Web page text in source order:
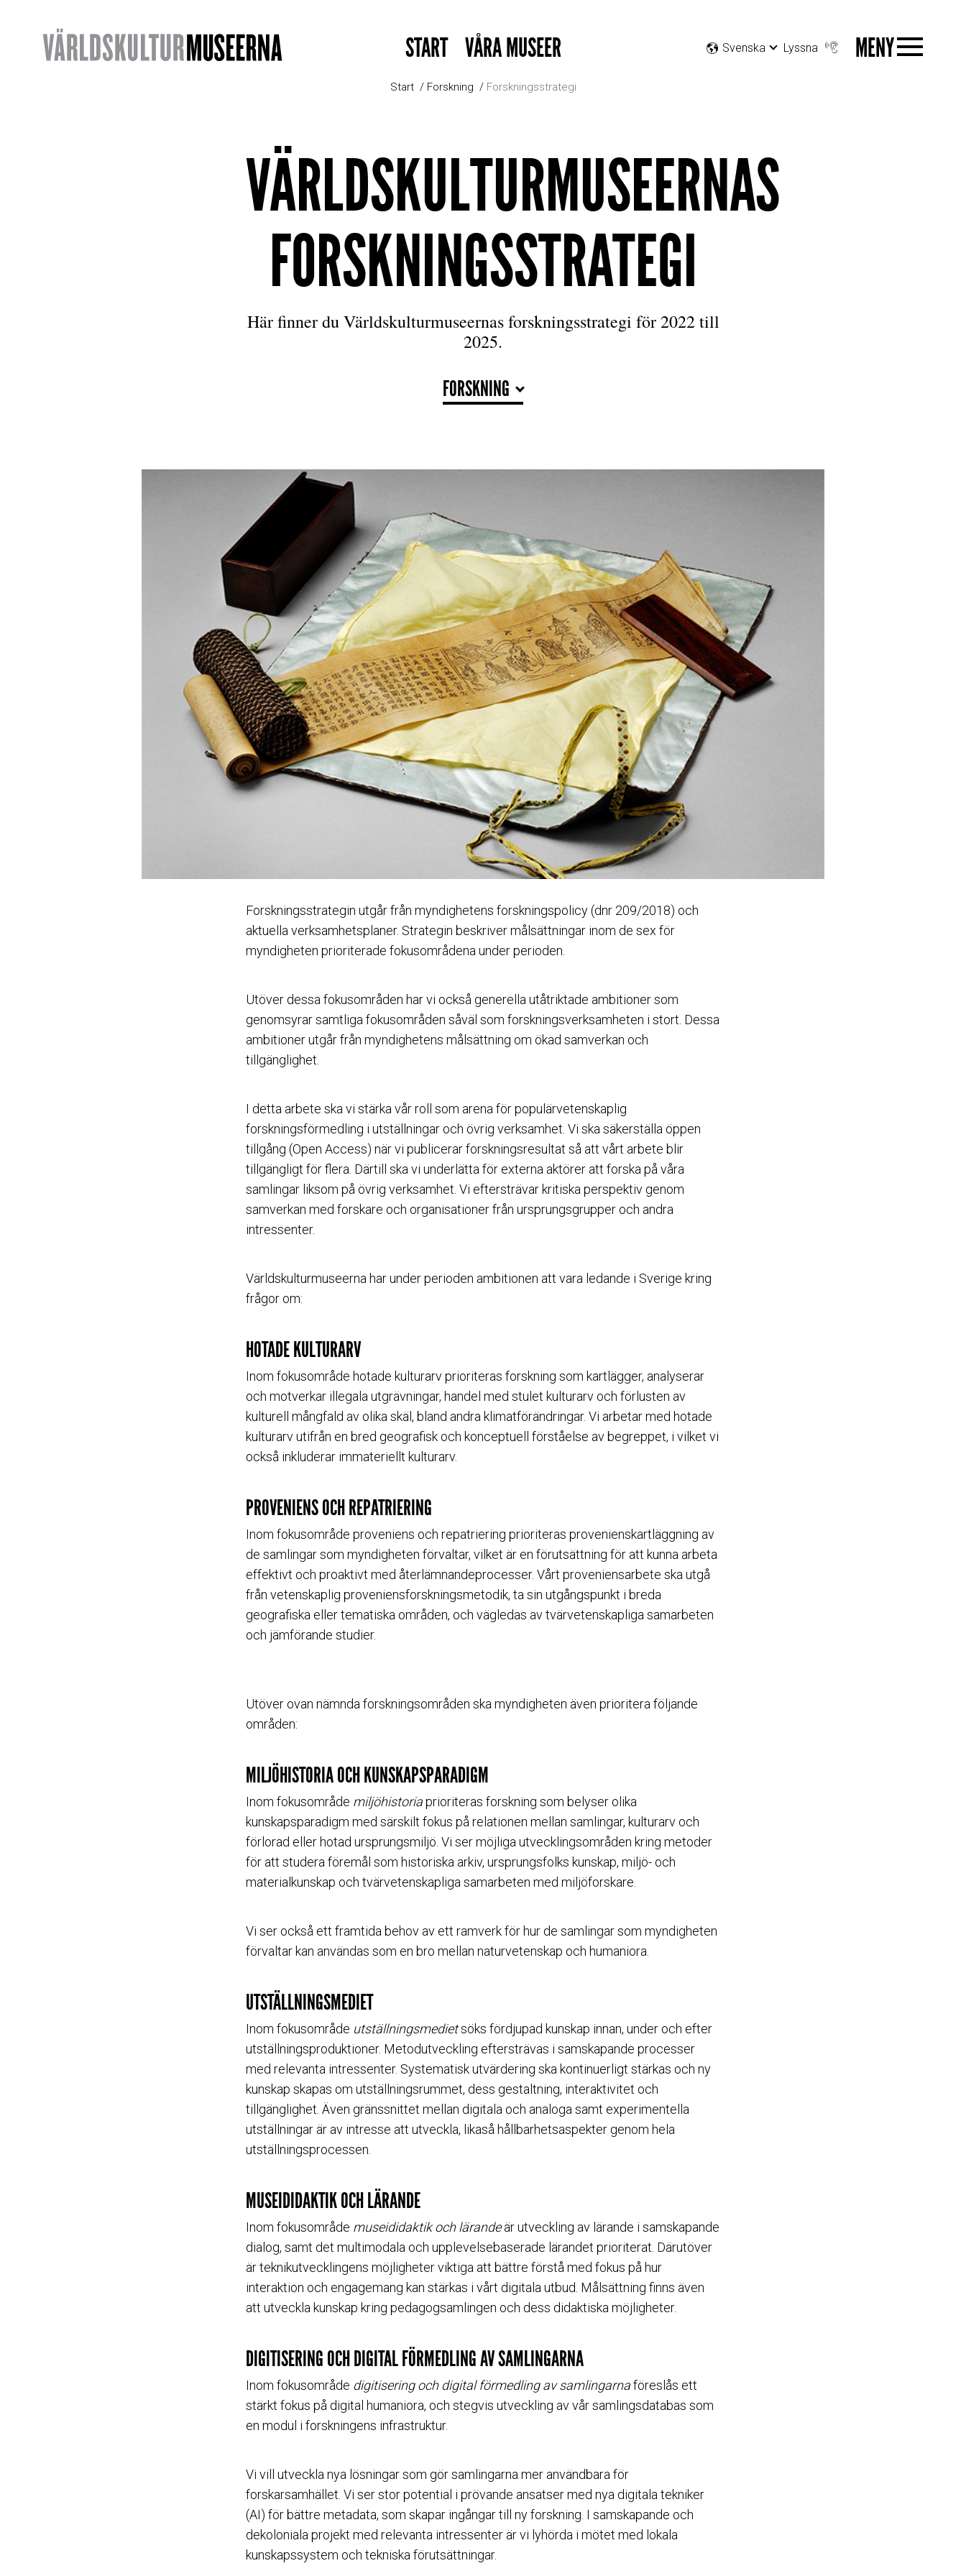
START VÅRA MUSEER Svenska Lyssna MENY
Start Forskning Forskningsstrategi
VÄRLDSKULTURMUSEERNAS
FORSKNINGSSTRATEGI
Här finner du Världskulturmuseernas forskningsstrategi för 2022 till
2025.
FORSKNING
Forskningsstrategin utgår från myndighetens forskningspolicy (dnr 209/2018) och
aktuella verksamhetsplaner. Strategin beskriver målsättningar inom de sex för
myndigheten prioriterade fokusområdena under perioden.
Utöver dessa fokusområden har vi också generella utåtriktade ambitioner som
genomsyrar samtliga fokusområden såväl som forskningsverksamheten i stort. Dessa
ambitioner utgår från myndighetens målsättning om ökad samverkan och
tillgänglighet.
I detta arbete ska vi stärka vår roll som arena för populärvetenskaplig
forskningsförmedling i utställningar och övrig verksamhet. Vi ska säkerställa öppen
tillgång (Open Access) när vi publicerar forskningsresultat så att vårt arbete blir
tillgängligt för flera. Därtill ska vi underlätta för externa aktörer att forska på våra
samlingar liksom på övrig verksamhet. Vi eftersträvar kritiska perspektiv genom
samverkan med forskare och organisationer från ursprungsgrupper och andra
intressenter.
Världskulturmuseerna har under perioden ambitionen att vara ledande i Sverige kring
frågor om:
HOTADE KULTURARV
Inom fokusområde hotade kulturarv prioriteras forskning som kartlägger, analyserar
och motverkar illegala utgrävningar, handel med stulet kulturarv och förlusten av
kulturell mångfald av olika skäl, bland andra klimatförändringar. Vi arbetar med hotade
kulturarv utifrån en bred geografisk och konceptuell förståelse av begreppet, i vilket vi
också inkluderar immateriellt kulturarv.
PROVENIENS OCH REPATRIERING
Inom fokusområde proveniens och repatriering prioriteras provenienskartläggning av
de samlingar som myndigheten förvaltar, vilket är en förutsättning för att kunna arbeta
effektivt och proaktivt med återlämnandeprocesser. Vårt proveniensarbete ska utgå
från vetenskaplig proveniensforskningsmetodik, ta sin utgångspunkt i breda
geografiska eller tematiska områden, och vägledas av tvärvetenskapliga samarbeten
och jämförande studier.
Utöver ovan nämnda forskningsområden ska myndigheten även prioritera följande
områden:
MILJÖHISTORIA OCH KUNSKAPSPARADIGM
Inom fokusområde miljöhistoriaprioriteras forskning som belyser olika
kunskapsparadigm med särskilt fokus på relationen mellan samlingar, kulturarv och
förlorad eller hotad ursprungsmiljö. Vi ser möjliga utvecklingsområden kring metoder
för att studera föremål som historiska arkiv, ursprungsfolks kunskap, miljö- och
materialkunskap och tvärvetenskapliga samarbeten med miljöforskare.
Vi ser också ett framtida behov av ett ramverk för hur de samlingar som myndigheten
förvaltar kan användas som en bro mellan naturvetenskap och humaniora.
UTSTÄLLNINGSMEDIET
Inom fokusområde utställningsmedietsöks fördjupad kunskap innan, under och efter
utställningsproduktioner. Metodutveckling eftersträvas i samskapande processer
med relevanta intressenter. Systematisk utvärdering ska kontinuerligt stärkas och ny
kunskap skapas om utställningsrummet, dess gestaltning, interaktivitet och
tillgänglighet. Även gränssnittet mellan digitala och analoga samt experimentella
utställningar är av intresse att utveckla, likaså hållbarhetsaspekter genom hela
utställningsprocessen.
MUSEIDIDAKTIK OCH LÄRANDE
Inom fokusområde museididaktik och lärandeär utveckling av lärande i samskapande
dialog, samt det multimodala och upplevelsebaserade lärandet prioriterat. Därutöver
är teknikutvecklingens möjligheter viktiga att bättre förstå med fokus på hur
interaktion och engagemang kan stärkas i vårt digitala utbud. Målsättning finns även
att utveckla kunskap kring pedagogsamlingen och dess didaktiska möjligheter.
DIGITISERING OCH DIGITAL FÖRMEDLING AV SAMLINGARNA
Inom fokusområde digitisering och digital förmedling av samlingarnaföreslås ett
stärkt fokus på digital humaniora, och stegvis utveckling av vår samlingsdatabas som
en modul i forskningens infrastruktur.
Vi vill utveckla nya lösningar som gör samlingarna mer användbara för
forskarsamhället. Vi ser stor potential i prövande ansatser med nya digitala tekniker
(AI) för bättre metadata, som skapar ingångar till ny forskning. I samskapande och
dekoloniala projekt med relevanta intressenter är vi lyhörda i mötet med lokala
kunskapssystem och tekniska förutsättningar.